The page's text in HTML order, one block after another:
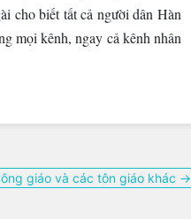
cho biết tất cả người dân Hàn
mọi kênh, ngay cả kênh nhân
giáo và các tôn giáo khác →